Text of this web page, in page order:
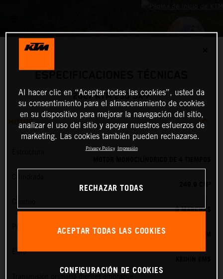
2027 KTM 250 SX-F
MOTOR
5 MARCHAS
Preparación de la mezcla
KEIHIN EFI, TOBERA DE 44 MM
EMS
Al hacer clic en “Aceptar todas las cookies”, usted da
su consentimiento para el almacenamiento de cookies
en su dispositivo para mejorar la navegación del sitio,
analizar el uso del sitio y apoyar nuestros esfuerzos de
marketing. Las cookies también pueden rechazarse.
Privacy Policy Impresión
RECHAZAR TODAS
ACEPTAR TODAS LAS COOKIES
CONFIGURACIÓN DE COOKIES